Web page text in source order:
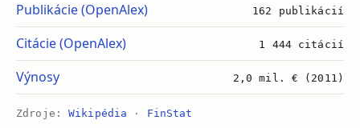
Publikácie (OpenAlex) 162 publikácií
Citácie (OpenAlex) 1 444 citácií
Výnosy 2,0 mil. € (2011)
Zdroje:Wikipédia · FinStat